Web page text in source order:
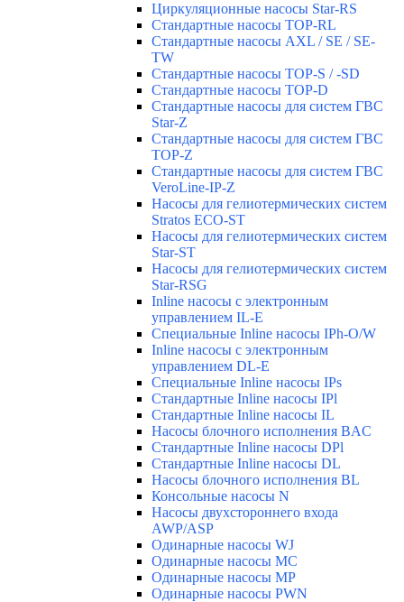
Циркуляционные насосы Star-RS
Стандартные насосы TOP-RL
Стандартные насосы AXL / SE / SE-
TW
Стандартные насосы TOP-S / -SD
Стандартные насосы TOP-D
Стандартные насосы для систем ГВС
Star-Z
Стандартные насосы для систем ГВС
TOP-Z
Стандартные насосы для систем ГВС
VeroLine-IP-Z
Насосы для гелиотермических систем
Stratos ECO-ST
Насосы для гелиотермических систем
Star-ST
Насосы для гелиотермических систем
Star-RSG
Inline насосы с электронным
управлением IL-E
Специальные Inline насосы IPh-O/W
Inline насосы с электронным
управлением DL-E
Специальные Inline насосы IPs
Стандартные Inline насосы IPl
Стандартные Inline насосы IL
Насосы блочного исполнения BAC
Стандартные Inline насосы DPl
Стандартные Inline насосы DL
Насосы блочного исполнения BL
Консольные насосы N
Насосы двухстороннего входа
AWP/ASP
Одинарные насосы WJ
Одинарные насосы MC
Одинарные насосы MP
Одинарные насосы PWN